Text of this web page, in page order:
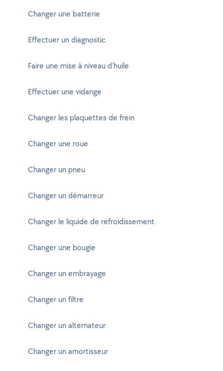
Changer une batterie
Effectuer un diagnostic
Faire une mise à niveau d'huile
Effectuer une vidange
Changer les plaquettes de frein
Changer une roue
Changer un pneu
Changer un démarreur
Changer le liquide de refroidissement
Changer une bougie
Changer un embrayage
Changer un filtre
Changer un alternateur
Changer un amortisseur